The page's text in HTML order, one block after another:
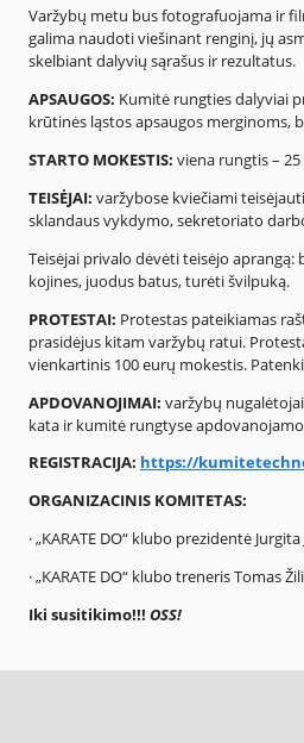
Varžybų metu bus fotografuojama ir
galima naudoti viešinant renginį, jų
skelbiant dalyvių sąrašus ir rezultatus.
APSAUGOS: Kumitė rungties dalyviai
krūtinės ląstos apsaugos merginoms,
STARTO MOKESTIS: viena rungtis –
TEISĖJAI: varžybose kviečiami
sklandaus vykdymo, sekretoriato
Teisėjai privalo dėvėti teisėjo
kojines, juodus batus, turėti švilpuką.
PROTESTAI: Protestas pateikiamas
prasidėjus kitam varžybų ratui.
vienkartinis 100 eurų mokestis.
APDOVANOJIMAI: varžybų
kata ir kumitė rungtyse
REGISTRACIJA: https://
ORGANIZACINIS KOMITETAS:
· „KARATE DO“ klubo prezidentė
· „KARATE DO“ klubo treneris Tomas
Iki susitikimo!!! OSS!